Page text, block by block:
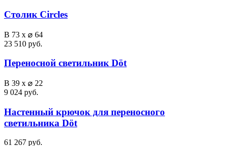
Столик Circles
В 73 x ⌀ 64
23 510 руб.
Переносной светильник Döt
В 39 x ⌀ 22
9 024 руб.
Настенный крючок для переносного
светильника Döt
61 267 руб.